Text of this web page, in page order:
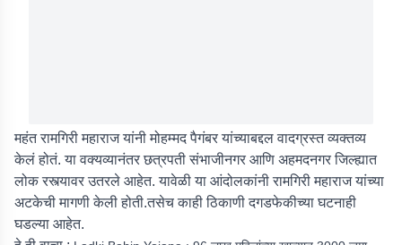
महंत रामगिरी महाराज यांनी मोहम्मद पैगंबर यांच्याबद्दल वादग्रस्त व्यक्तव्य
केलं होतं. या वक्यव्यानंतर छत्रपती संभाजीनगर आणि अहमदनगर जिल्ह्यात
लोक रस्त्यावर उतरले आहेत. यावेळी या आंदोलकांनी रामगिरी महाराज यांच्या
अटकेची मागणी केली होती.तसेच काही ठिकाणी दगडफेकीच्या घटनाही
घडल्या आहेत.